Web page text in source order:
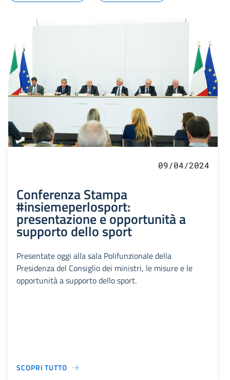
09/04/2024
Conferenza Stampa
#insiemeperlosport:
presentazione e opportunità a
supporto dello sport
Presentate oggi alla sala Polifunzionale della
Presidenza del Consiglio dei ministri, le misure e le
opportunità a supporto dello sport.
SCOPRI TUTTO